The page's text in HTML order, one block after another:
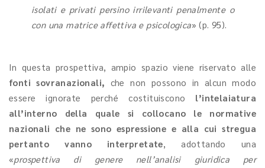
isolati e privati persino irrilevanti penalmente o
con una matrice affettiva e psicologica» (p. 95).
In questa prospettiva, ampio spazio viene riservato alle
fonti sovranazionali, che non possono in alcun modo
essere ignorate perché costituiscono l’intelaiatura
all’interno della quale si collocano le normative
nazionali che ne sono espressione e alla cui stregua
pertanto vanno interpretate, adottando una
«prospettiva di genere nell’analisi giuridica per